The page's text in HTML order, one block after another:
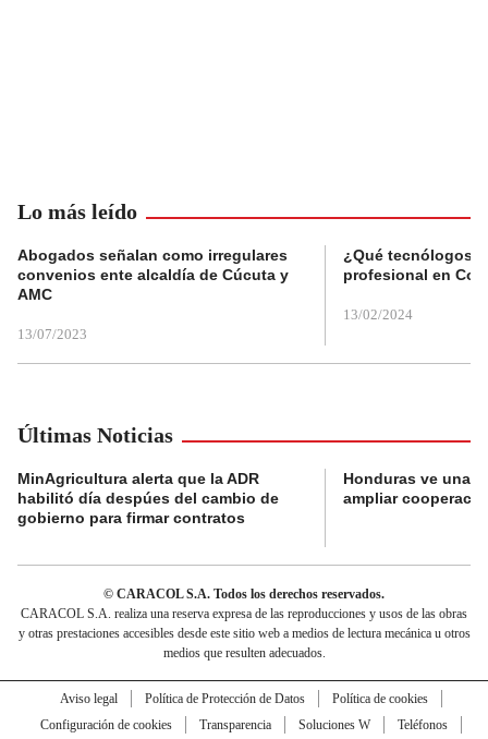
Lo más leído
Abogados señalan como irregulares
convenios ente alcaldía de Cúcuta y
AMC
13/07/2023
¿Qué tecnólogos
profesional en
13/02/2024
Últimas Noticias
MinAgricultura alerta que la ADR
habilitó día despúes del cambio de
gobierno para firmar contratos
Honduras ve una
ampliar
© CARACOL S.A. Todos los derechos reservados.
CARACOL S.A. realiza una reserva expresa de las reproducciones y usos de las obras
y otras prestaciones accesibles desde este sitio web a medios de lectura mecánica u otros
medios que resulten adecuados.
Aviso legal Política de Protección de Datos
Política de cookies
Configuración de cookies
Transparencia Soluciones W
Teléfonos